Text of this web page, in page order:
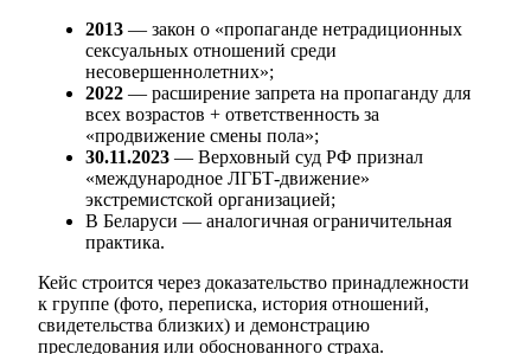
2013 — закон о «пропаганде нетрадиционных
сексуальных отношений среди
несовершеннолетних»;
2022 — расширение запрета на пропаганду для
всех возрастов + ответственность за
«продвижение смены пола»;
30.11.2023 — Верховный суд РФ признал
«международное ЛГБТ-движение»
экстремистской организацией;
В Беларуси — аналогичная ограничительная
практика.
Кейс строится через доказательство принадлежности
к группе (фото, переписка, история отношений,
свидетельства близких) и демонстрацию
преследования или обоснованного страха.